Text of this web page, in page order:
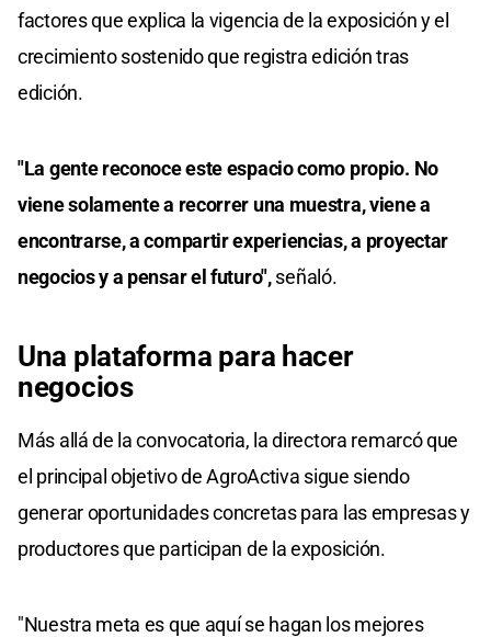
factores que explica la vigencia de la exposición y el
crecimiento sostenido que registra edición tras
edición.
"La gente reconoce este espacio como propio. No
viene solamente a recorrer una muestra, viene a
encontrarse, a compartir experiencias, a proyectar
negocios y a pensar el futuro",señaló.
Una plataforma para hacer
negocios
Más allá de la convocatoria, la directora remarcó que
el principal objetivo de AgroActiva sigue siendo
generar oportunidades concretas para las empresas y
productores que participan de la exposición.
"Nuestra meta es que aquí se hagan los mejores